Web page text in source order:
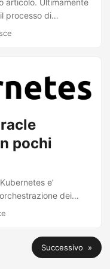
articolo. Ultimamente
processo di
cercando di
Cloud Infrastructure
basati su ARM con i
che la giusta
e modelli
senza usare
pochi
e’
dei
pronto per la
e’ nuovo
Engine Deploy)
di cluster
Successivo »